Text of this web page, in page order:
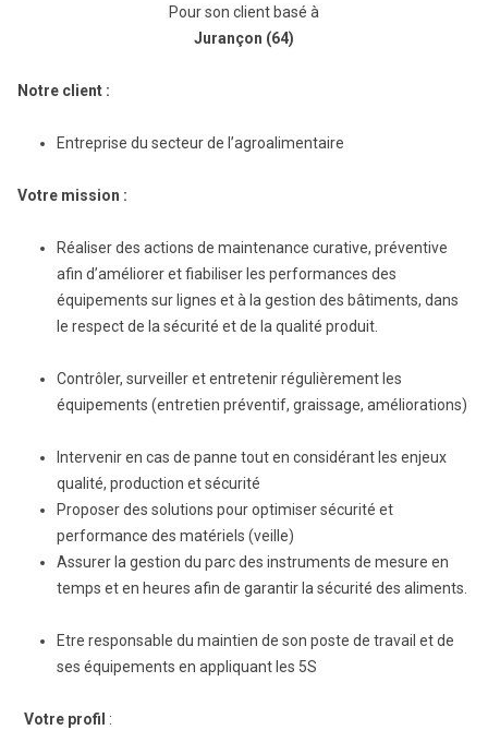
Pour son client basé à
Jurançon (64)
Notre client :
Entreprise du secteur de l’agroalimentaire
Votre mission :
Réaliser des actions de maintenance curative, préventive
afin d’améliorer et fiabiliser les performances des
équipements sur lignes et à la gestion des bâtiments, dans
le respect de la sécurité et de la qualité produit.
Contrôler, surveiller et entretenir régulièrement les
équipements (entretien préventif, graissage, améliorations)
Intervenir en cas de panne tout en considérant les enjeux
qualité, production et sécurité
Proposer des solutions pour optimiser sécurité et
performance des matériels (veille)
Assurer la gestion du parc des instruments de mesure en
temps et en heures afin de garantir la sécurité des aliments.
Etre responsable du maintien de son poste de travail et de
ses équipements en appliquant les 5S
Votre profil :